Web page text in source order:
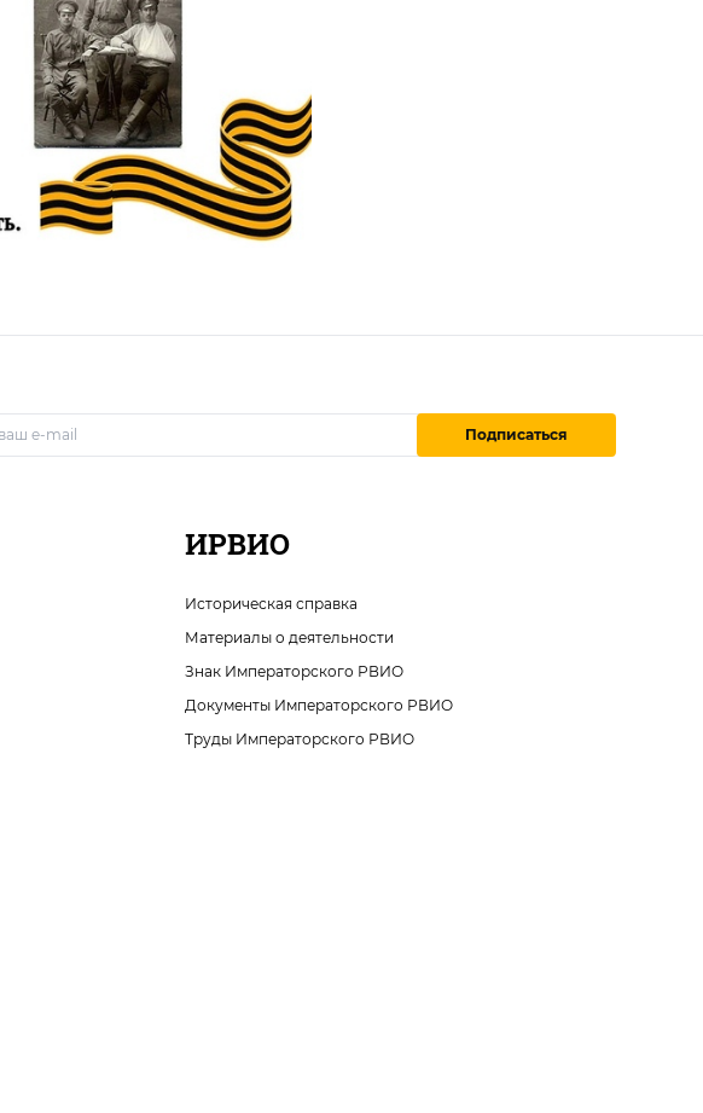
Подписаться
ИРВИО
Историческая справка
Материалы о деятельности
Знак Императорского РВИО
Документы Императорского РВИО
Труды Императорского РВИО